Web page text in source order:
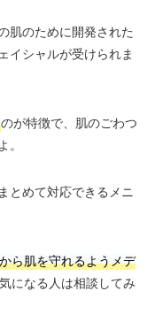
肌のために開発された
イシャルが受けられま
のが特徴で、肌のごわつ
。
とめて対応できるメニ
ら肌を守れるようメデ
になる人は相談してみ